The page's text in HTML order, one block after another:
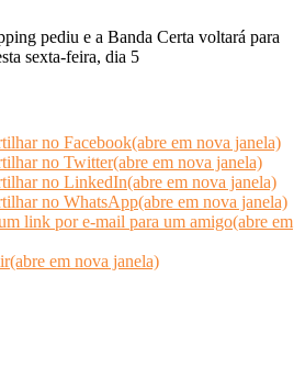
pediu e a Banda Certa voltará para
sexta-feira, dia 5
no Facebook(abre em nova janela)
no Twitter(abre em nova janela)
no LinkedIn(abre em nova janela)
no WhatsApp(abre em nova janela)
link por e-mail para um amigo(abre em
em nova janela)